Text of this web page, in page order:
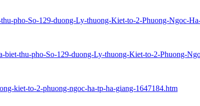
pho-So-129-duong-Ly-thuong-Kiet-to-2-Phuong-Ngoc-
biet-thu-pho-So-129-duong-Ly-thuong-Kiet-to-2-Phuong-
kiet-to-2-phuong-ngoc-ha-tp-ha-giang-1647184.htm